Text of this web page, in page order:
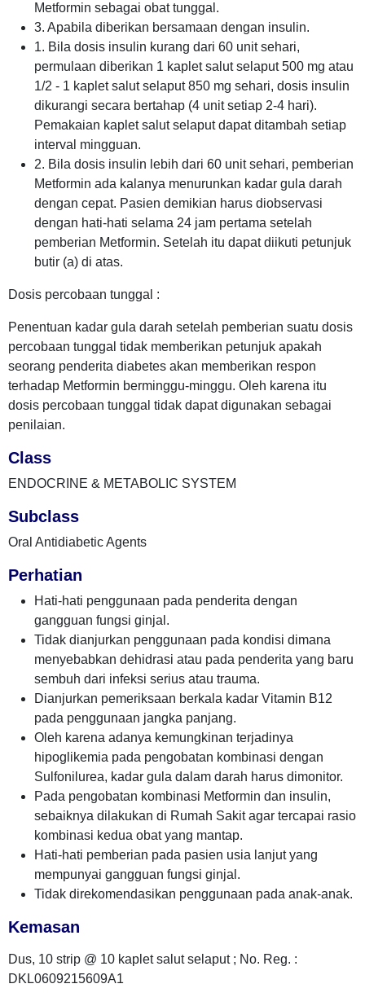
Metformin sebagai obat tunggal.
3. Apabila diberikan bersamaan dengan insulin.
1. Bila dosis insulin kurang dari 60 unit sehari,
permulaan diberikan 1 kaplet salut selaput 500 mg atau
1/2 - 1 kaplet salut selaput 850 mg sehari, dosis insulin
dikurangi secara bertahap (4 unit setiap 2-4 hari).
Pemakaian kaplet salut selaput dapat ditambah setiap
interval mingguan.
2. Bila dosis insulin lebih dari 60 unit sehari, pemberian
Metformin ada kalanya menurunkan kadar gula darah
dengan cepat. Pasien demikian harus diobservasi
dengan hati-hati selama 24 jam pertama setelah
pemberian Metformin. Setelah itu dapat diikuti petunjuk
butir (a) di atas.
Dosis percobaan tunggal :
Penentuan kadar gula darah setelah pemberian suatu dosis
percobaan tunggal tidak memberikan petunjuk apakah
seorang penderita diabetes akan memberikan respon
terhadap Metformin berminggu-minggu. Oleh karena itu
dosis percobaan tunggal tidak dapat digunakan sebagai
penilaian.
Class
ENDOCRINE & METABOLIC SYSTEM
Subclass
Oral Antidiabetic Agents
Perhatian
Hati-hati penggunaan pada penderita dengan
gangguan fungsi ginjal.
Tidak dianjurkan penggunaan pada kondisi dimana
menyebabkan dehidrasi atau pada penderita yang baru
sembuh dari infeksi serius atau trauma.
Dianjurkan pemeriksaan berkala kadar Vitamin B12
pada penggunaan jangka panjang.
Oleh karena adanya kemungkinan terjadinya
hipoglikemia pada pengobatan kombinasi dengan
Sulfonilurea, kadar gula dalam darah harus dimonitor.
Pada pengobatan kombinasi Metformin dan insulin,
sebaiknya dilakukan di Rumah Sakit agar tercapai rasio
kombinasi kedua obat yang mantap.
Hati-hati pemberian pada pasien usia lanjut yang
mempunyai gangguan fungsi ginjal.
Tidak direkomendasikan penggunaan pada anak-anak.
Kemasan
Dus, 10 strip @ 10 kaplet salut selaput ; No. Reg. :
DKL0609215609A1